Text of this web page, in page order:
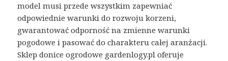
model musi przede wszystkim zapewniać
odpowiednie warunki do rozwoju korzeni,
gwarantować odporność na zmienne warunki
pogodowe i pasować do charakteru całej aranżacji.
Sklep donice ogrodowe gardenlogy.pl oferuje